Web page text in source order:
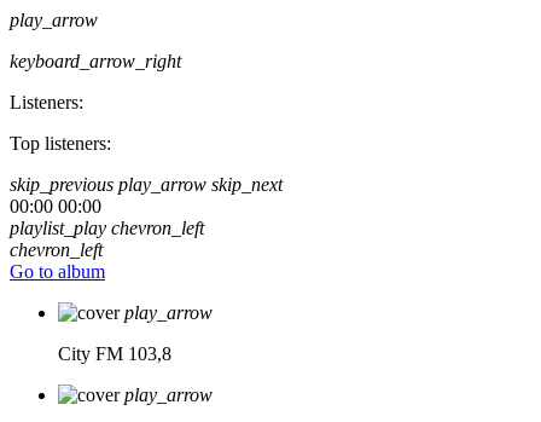
play_arrow
keyboard_arrow_right
Listeners:
Top listeners:
skip_previous play_arrow skip_next
00:00 00:00
playlist_play chevron_left
chevron_left
Go to album
play_arrow
City FM 103,8
play_arrow